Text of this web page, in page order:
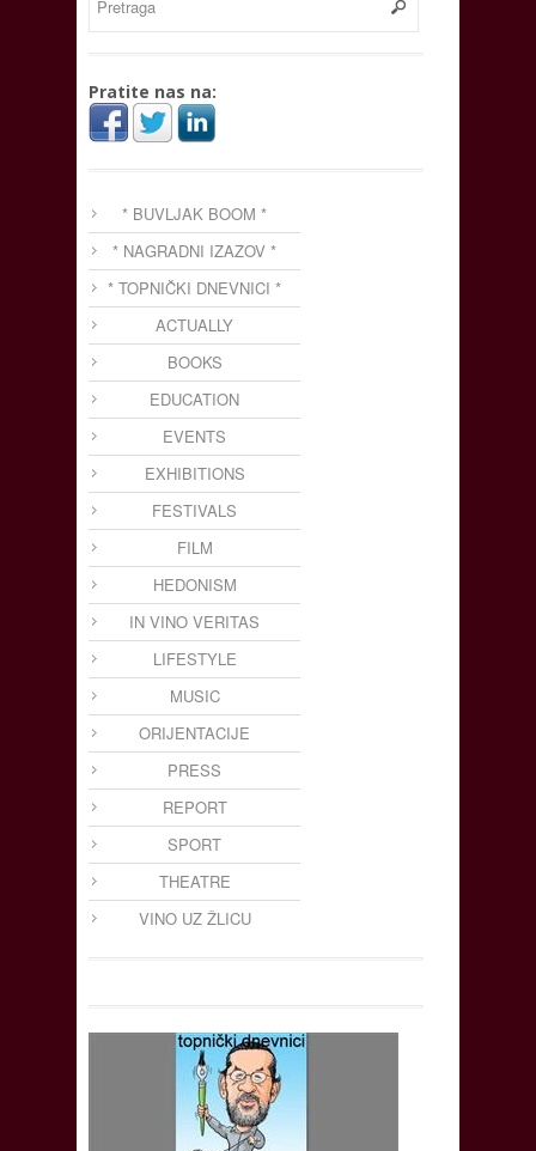
Pratite nas na:
* BUVLJAK BOOM *
* NAGRADNI IZAZOV *
* TOPNIČKI DNEVNICI *
ACTUALLY
BOOKS
EDUCATION
EVENTS
EXHIBITIONS
FESTIVALS
FILM
HEDONISM
IN VINO VERITAS
LIFESTYLE
MUSIC
ORIJENTACIJE
PRESS
REPORT
SPORT
THEATRE
VINO UZ ŽLICU